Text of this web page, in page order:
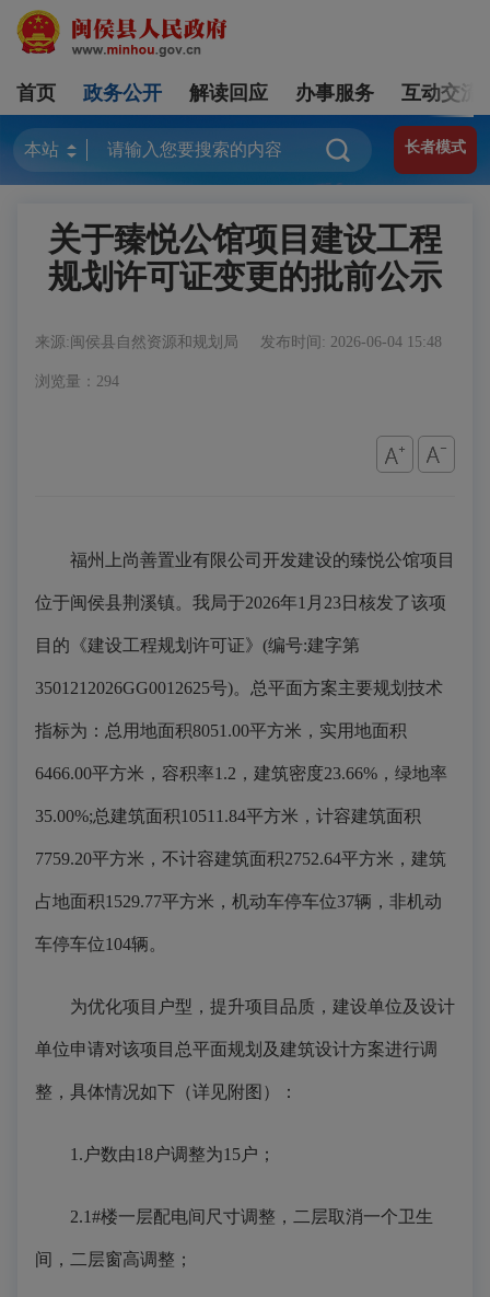
首页 政务公开 解读回应 办事服务 互动交流
长者模式
关于臻悦公馆项目建设工程
规划许可证变更的批前公示
来源:闽侯县自然资源和规划局 发布时间: 2026-06-04 15:48
浏览量：294
福州上尚善置业有限公司开发建设的臻悦公馆项目
位于闽侯县荆溪镇。我局于2026年1月23日核发了该项
目的《建设工程规划许可证》(编号:建字第
3501212026GG0012625号)。总平面方案主要规划技术
指标为：总用地面积8051.00平方米，实用地面积
6466.00平方米，容积率1.2，建筑密度23.66%，绿地率
35.00%;总建筑面积10511.84平方米，计容建筑面积
7759.20平方米，不计容建筑面积2752.64平方米，建筑
占地面积1529.77平方米，机动车停车位37辆，非机动
车停车位104辆。
为优化项目户型，提升项目品质，建设单位及设计
单位申请对该项目总平面规划及建筑设计方案进行调
整，具体情况如下（详见附图）：
1.户数由18户调整为15户；
2.1#楼一层配电间尺寸调整，二层取消一个卫生
间，二层窗高调整；